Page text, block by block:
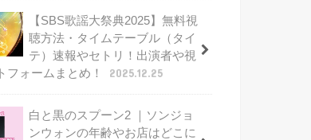
【SBS歌謡大祭典2025】無料視
聴方法・タイムテーブル（タイ
テ）速報やセトリ！出演者や視
フォームまとめ！
2025.12.25
白と黒のスプーン2 ｜ソンジョ
ンウォンの年齢やお店はどこに